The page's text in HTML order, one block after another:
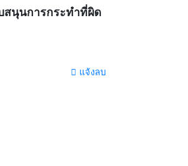
สนุนการกระทำที่ผิด
แจ้งลบ